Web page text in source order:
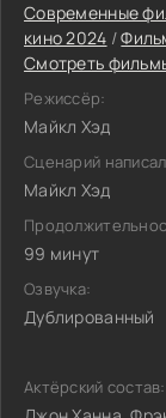
Современные
кино 2024 /
Смотреть
Режиссёр:
Майкл Хэд
Сценарий
Майкл Хэд
99 минут
Озвучка:
Дублированный
Актёрский состав: